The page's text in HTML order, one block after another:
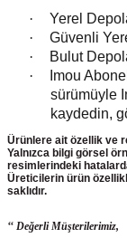
·
Yerel
·
Güvenli
·
Bulut
·
Imou
sürümüyle
kaydedin,
Ürünlere ait özellik ve
Yalnızca bilgi görsel
resimlerindeki
Üreticilerin ürün
saklıdır.
‘‘ Değerli Müşterilerimiz,